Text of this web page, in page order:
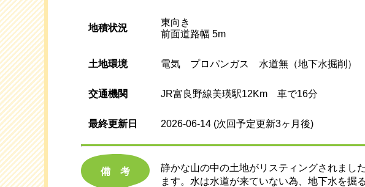
地積状況
東向き
前面道路幅 5m
土地環境
電気 プロパンガス 水道無（地下水掘削）
交通機関
JR富良野線美瑛駅12Km 車で16分
最終更新日 2026-06-14 (次回予定更新3ヶ月後)
備考
静かな山の中の土地がリスティングされまし
ます。水は水道が来ていない為、地下水を掘